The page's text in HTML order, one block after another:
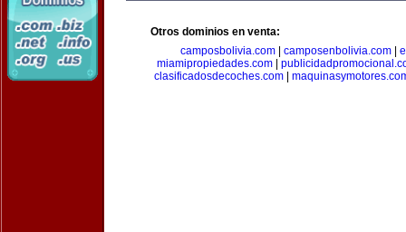
Otros dominios en venta:
camposbolivia.com| camposenbolivia.com|
miamipropiedades.com
clasificadosdecoches.com